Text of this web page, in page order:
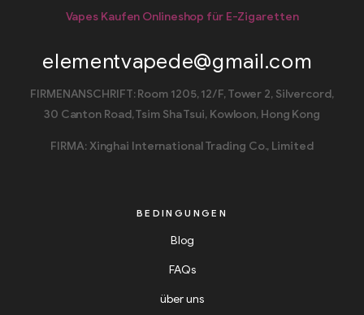
Vapes Kaufen Onlineshop für E-Zigaretten
elementvapede@gmail.com
FIRMENANSCHRIFT: Room 1205, 12/F, Tower 2, Silvercord,
30 Canton Road, Tsim Sha Tsui, Kowloon, Hong Kong
FIRMA: Xinghai International Trading Co., Limited
BEDINGUNGEN
Blog
FAQs
über uns